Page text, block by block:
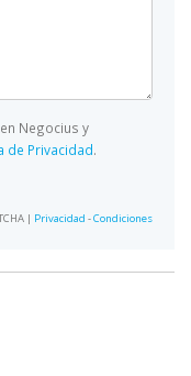
Negocius y
de Privacidad.
| Privacidad -Condiciones